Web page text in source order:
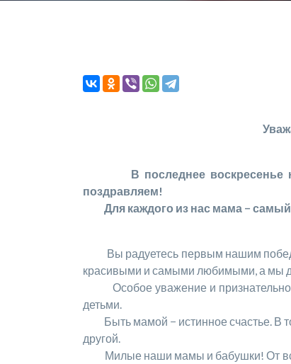
В последнее
поздравляем!
Для каждого из нас мама − самый
Вы радуетесь первым нашим
красивыми и самыми любимыми, а мы
Особое уважение и
детьми.
Быть мамой − истинное счастье. В
другой.
Милые наши мамы и бабушки! От всей